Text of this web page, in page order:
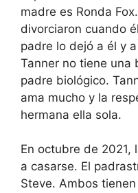
madre es Ronda
divorciaron cuando
padre lo dejó a él y
Tanner no tiene una
padre biológico.
ama mucho y la
hermana ella sola.
En octubre de 2021,
a casarse. El
Steve. Ambos